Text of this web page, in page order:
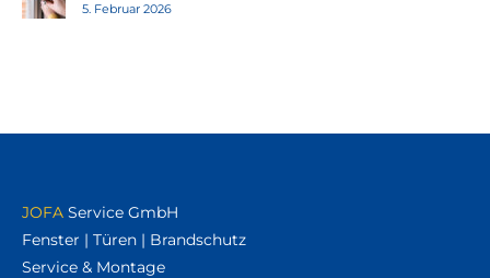
5. Februar 2026
JOFA Service GmbH
Fenster | Türen | Brandschutz
Service & Montage